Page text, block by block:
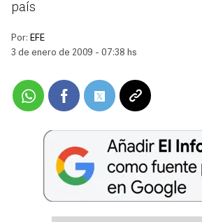
país
Por: EFE
3 de enero de 2009 - 07:38 hs